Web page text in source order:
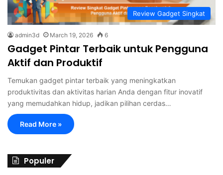
Review Gadget Singkat
admin3d March 19, 2026 6
Gadget Pintar Terbaik untuk Pengguna
Aktif dan Produktif
Temukan gadget pintar terbaik yang meningkatkan
produktivitas dan aktivitas harian Anda dengan fitur inovatif
yang memudahkan hidup, jadikan pilihan cerdas…
Read More »
Populer